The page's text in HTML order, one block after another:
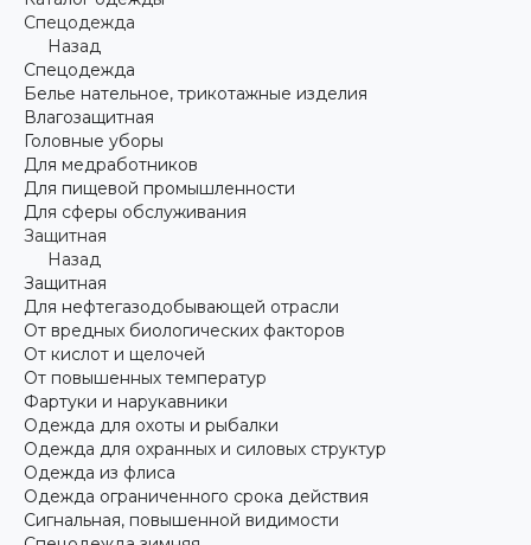
Спецодежда
Назад
Спецодежда
Белье нательное, трикотажные изделия
Влагозащитная
Головные уборы
Для медработников
Для пищевой промышленности
Для сферы обслуживания
Защитная
Назад
Защитная
Для нефтегазодобывающей отрасли
От вредных биологических факторов
От кислот и щелочей
От повышенных температур
Фартуки и нарукавники
Одежда для охоты и рыбалки
Одежда для охранных и силовых структур
Одежда из флиса
Одежда ограниченного срока действия
Сигнальная, повышенной видимости